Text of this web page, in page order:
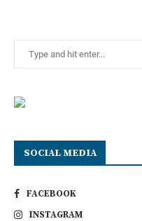
SOCIAL MEDIA
FACEBOOK
INSTAGRAM